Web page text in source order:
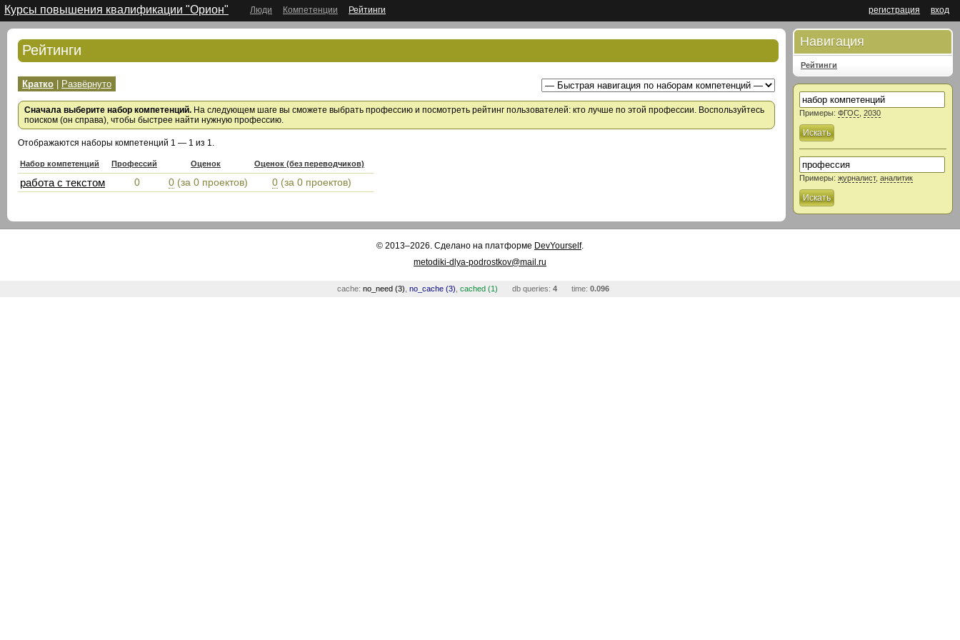
Курсы повышения квалификации "Орион" вход
регистрация
Люди Компетенции Рейтинги
Рейтинги
Кратко Развёрнуто
Сначала выберите набор компетенций. На следующем шаге вы сможете выбрать профессию и посмотреть рейтинг пользователей: кто лучше по этой профессии. Воспользуйтесь
поиском (он справа), чтобы быстрее найти нужную профессию.
Отображаются наборы компетенций 1 — 1 из 1.
Набор компетенций Профессий Оценок Оценок (без переводчиков)
работа с текстом 0 0 (за 0 проектов) 0 (за 0 проектов)
Навигация
Рейтинги
Примеры: ФГОС 2030
Искать
Примеры: журналист, аналитик
Искать
© 2013–2026. Сделано на платформе DevYourself.
metodiki-dlya-podrostkov@mail.ru
cache: no_need (3) no_cache (3) cached (1) db queries: 4 time: 0.096